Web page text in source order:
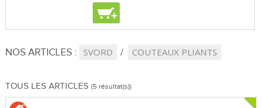
+
NOS ARTICLES : SVORD COUTEAUX PLIANTS
TOUS LES ARTICLES (5 résultat(s))